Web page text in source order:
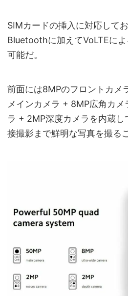
SIMカードの挿入に対応して
Bluetoothに加えてVoLTEに
可能だ。
前面には8MPのフロントカメ
メインカメラ + 8MP広角カ
ラ + 2MP深度カメラを内蔵し
接撮影まで鮮明な写真を撮る